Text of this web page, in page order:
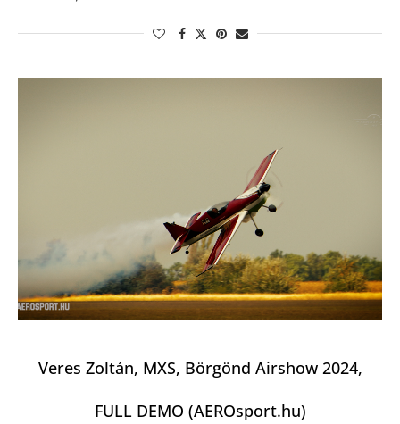
Veres Zoltán, MXS, Börgönd Airshow 2024,
FULL DEMO (AEROsport.hu)